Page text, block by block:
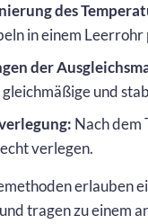
des
in einem
der
gleichmäßige und
Nach dem
verlegen.
erlauben
tragen zu einem